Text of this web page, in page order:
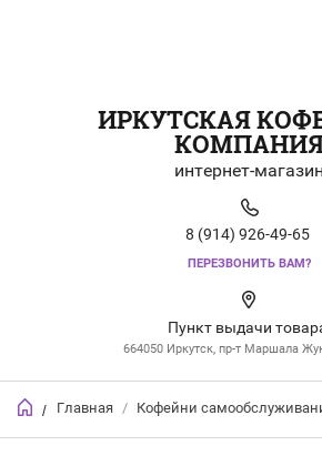
ИРКУТСКАЯ
интернет-магазин
8 (914) 926-49-65
ПЕРЕЗВОНИТЬ ВАМ?
Пункт выдачи
664050 Иркутск, пр-т Маршала
/ Главная / Кофейни